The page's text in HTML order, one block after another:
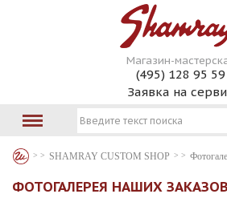
Магазин-
(495) 128 95 59
Заявка на
SHAMRAY CUSTOM SHOP
ФОТОГАЛЕРЕЯ НАШИХ